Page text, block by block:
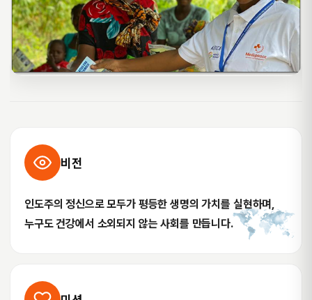
비전
인도주의 정신으로 모두가 평등한 생명의 가치를 실현하며,
누구도 건강에서 소외되지 않는 사회를 만듭니다.